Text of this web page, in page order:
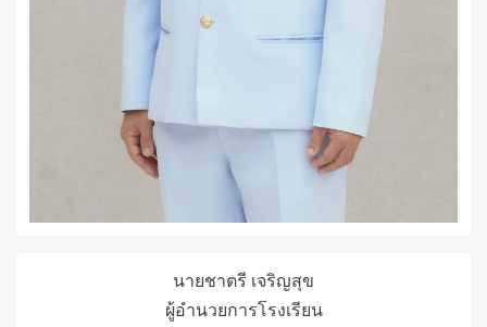
นายชาตรี เจริญสุข
ผู้อำนวยการโรงเรียน